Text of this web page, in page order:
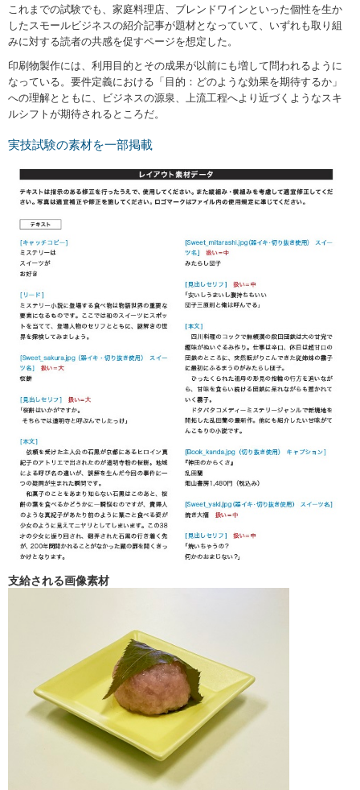
これまでの試験でも、家庭料理店、ブレンドワインといった個性を生か
したスモールビジネスの紹介記事が題材となっていて、いずれも取り組
みに対する読者の共感を促すページを想定した。
印刷物製作には、利用目的とその成果が以前にも増して問われるように
なっている。要件定義における「目的：どのような効果を期待するか」
への理解とともに、ビジネスの源泉、上流工程へより近づくようなスキ
ルシフトが期待されるところだ。
実技試験の素材を一部掲載
支給される画像素材